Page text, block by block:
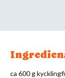
ca 600 g